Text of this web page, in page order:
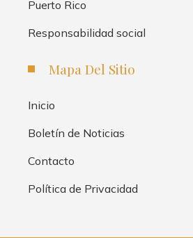
Puerto Rico
Responsabilidad social
Mapa Del Sitio
Inicio
Boletín de Noticias
Contacto
Política de Privacidad